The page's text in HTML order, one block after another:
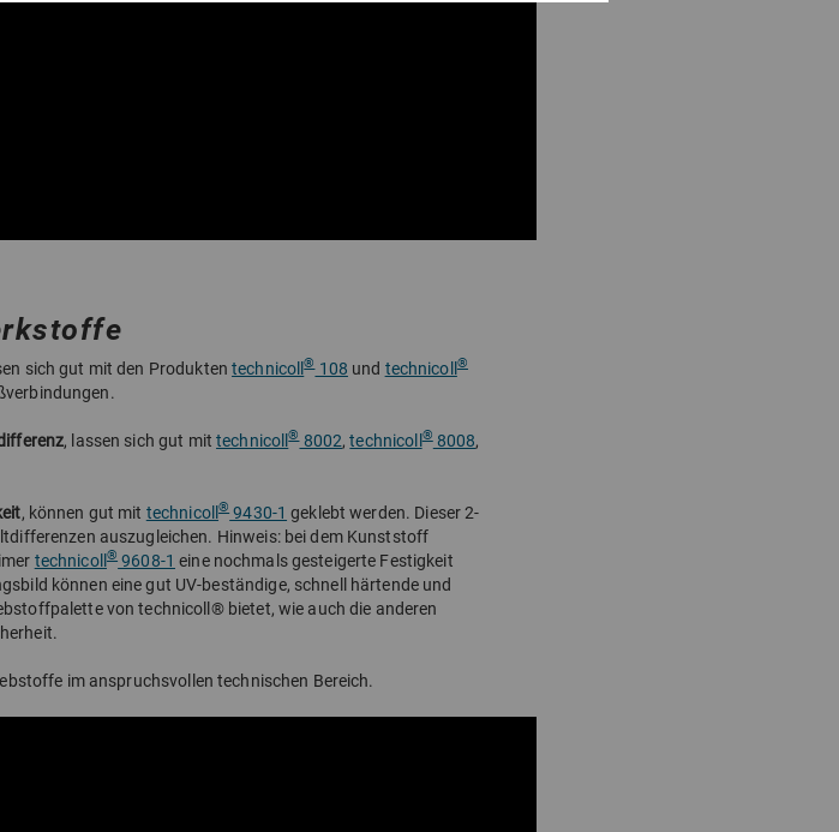
sich gut mit den Produktentechnicoll®108 und technicoll®
, lassen sich gut mittechnicoll®8002,technicoll®8008,
, können gut mit technicoll®9430-1 geklebt werden. Dieser 2-
auszugleichen. Hinweis: bei dem Kunststoff
technicoll® 9608-1 eine nochmals gesteigerte Festigkeit
können eine gut UV-beständige, schnell härtende und
von technicoll® bietet, wie auch die anderen
im anspruchsvollen technischen Bereich.